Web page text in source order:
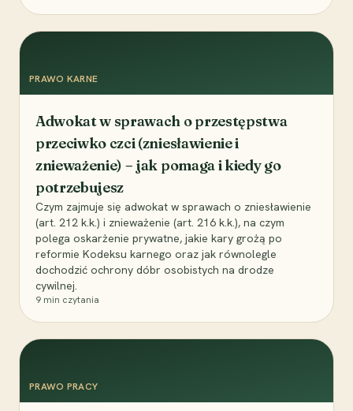
PRAWO KARNE
Adwokat w sprawach o przestępstwa
przeciwko czci (zniesławienie i
znieważenie) – jak pomaga i kiedy go
potrzebujesz
Czym zajmuje się adwokat w sprawach o zniesławienie
(art. 212 k.k.) i znieważenie (art. 216 k.k.), na czym
polega oskarżenie prywatne, jakie kary grożą po
reformie Kodeksu karnego oraz jak równolegle
dochodzić ochrony dóbr osobistych na drodze
cywilnej.
9 min czytania
PRAWO PRACY